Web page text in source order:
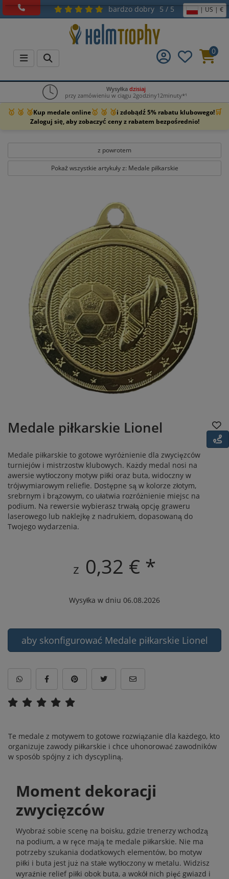
bardzo dobry 5 / 5 | US | €
0
Wysyłka dzisiaj
przy zamówieniu w ciągu 2godziny12minuty*¹
🥇 🥈 🥉Kup medale online🥇 🥈 🥉i zdobądź 5% rabatu klubowego!🛒
Zaloguj się, aby zobaczyć ceny z rabatem bezpośrednio!
z powrotem
Pokaż wszystkie artykuły z: Medale piłkarskie
Medale piłkarskie Lionel
Medale piłkarskie to gotowe wyróżnienie dla zwycięzców
turniejów i mistrzostw klubowych. Każdy medal nosi na
awersie wytłoczony motyw piłki oraz buta, widoczny w
trójwymiarowym reliefie. Dostępne są w kolorze złotym,
srebrnym i brązowym, co ułatwia rozróżnienie miejsc na
podium. Na rewersie wybierasz trwałą opcję graweru
laserowego lub naklejkę z nadrukiem, dopasowaną do
Twojego wydarzenia.
z 0,32 € *
Wysyłka w dniu 06.08.2026
aby skonfigurować Medale piłkarskie Lionel
Te medale z motywem to gotowe rozwiązanie dla każdego, kto
organizuje zawody piłkarskie i chce uhonorować zawodników
w sposób spójny z ich dyscypliną.
Moment dekoracji
zwycięzców
Wyobraź sobie scenę na boisku, gdzie trenerzy wchodzą
na podium, a w ręce mają te medale piłkarskie. Nie ma
potrzeby szukania dodatkowych elementów, bo motyw
piłki i buta jest już na stałe wytłoczony w metalu. Widzisz
wyraźnie relief piłki obok buta, a wokół nich pięć gwiazd i